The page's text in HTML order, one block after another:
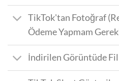
TikTok'tan Fotoğraf
Ödeme Yapmam
İndirilen Görüntüde